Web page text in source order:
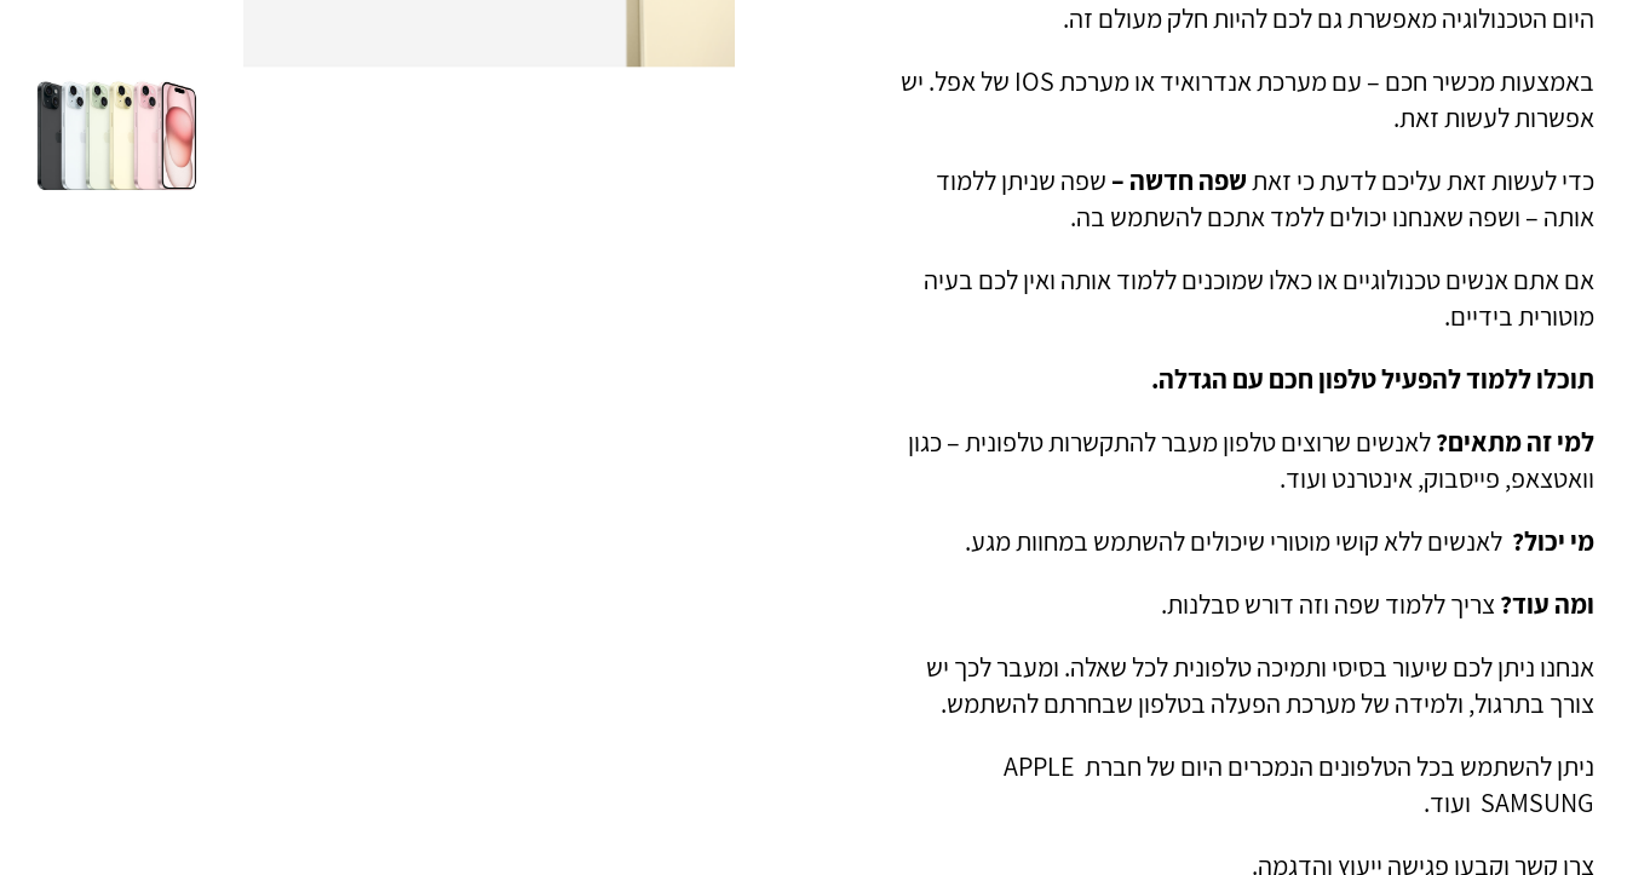
היום הטכנולוגיה מאפשרת גם לכם להיות חלק מעולם זה.
באמצעות מכשיר חכם – עם מערכת אנדרואיד או מערכת IOS של אפל. יש
אפשרות לעשות זאת.
כדי לעשות זאת עליכם לדעת כי זאתשפה חדשה – שפה שניתן ללמוד
אותה – ושפה שאנחנו יכולים ללמד אתכם להשתמש בה.
אם אתם אנשים טכנולוגיים או כאלו שמוכנים ללמוד אותה ואין לכם בעיה
מוטורית בידיים.
תוכלו ללמוד להפעיל טלפון חכם עם הגדלה.
למי זה מתאים?לאנשים שרוצים טלפון מעבר להתקשרות טלפונית – כגון
וואטצאפ, פייסבוק, אינטרנט ועוד.
מי יכול? לאנשים ללא קושי מוטורי שיכולים להשתמש במחוות מגע.
ומה עוד? צריך ללמוד שפה וזה דורש סבלנות.
אנחנו ניתן לכם שיעור בסיסי ותמיכה טלפונית לכל שאלה. ומעבר לכך יש
צורך בתרגול, ולמידה של מערכת הפעלה בטלפון שבחרתם להשתמש.
ניתן להשתמש בכל הטלפונים הנמכרים היום של חברת APPLE
SAMSUNG ועוד.
צרו קשר וקבעו פגישה ייעוץ והדגמה.